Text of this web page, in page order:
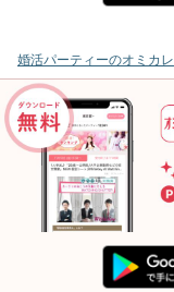
婚活パーティーのオミカレ